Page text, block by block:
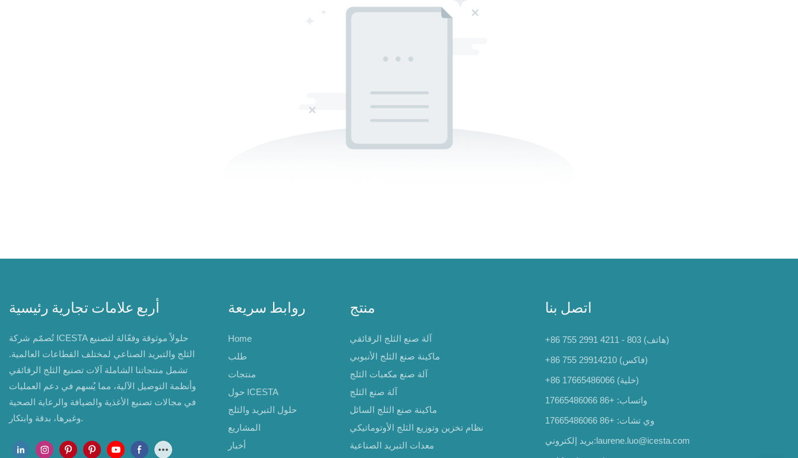
أربع علامات تجارية رئيسية
تُصمّم شركة ICESTA حلولاً موثوقة وفعّالة لتصنيع
الثلج والتبريد الصناعي لمختلف القطاعات العالمية.
تشمل منتجاتنا الشاملة آلات تصنيع الثلج الرقائقي
وأنظمة التوصيل الآلية، مما يُسهم في دعم العمليات
في مجالات تصنيع الأغذية والضيافة والرعاية الصحية
وغيرها، بدقة وابتكار.
روابط سريعة
Home
طلب
منتجات
حول ICESTA
حلول التبريد والثلج
المشاريع
أخبار
منتج
آلة صنع الثلج الرقائقي
ماكينة صنع الثلج الأنبوبي
آلة صنع مكعبات الثلج
آلة صنع الثلج
ماكينة صنع الثلج السائل
نظام تخزين وتوزيع الثلج الأوتوماتيكي
معدات التبريد الصناعية
اتصل بنا
+86 755 2991 4211 - 803 (هاتف)
+86 755 29914210 (فاكس)
+86 17665486066
(خلية)
واتساب: +86 17665486066
وي تشات: +86 17665486066
بريد إلكتروني:laurene.luo@icesta.com